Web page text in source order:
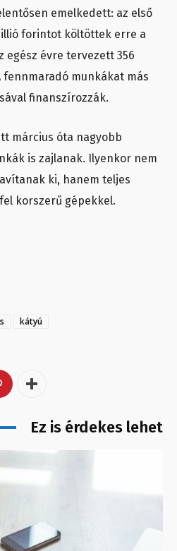
emelkedett: az első
forintot költöttek erre a
egész évre tervezett 356
munkákat más
finanszírozzák.
március óta nagyobb
is zajlanak. Ilyenkor nem
ki, hanem teljes
korszerű gépekkel.
kátyú
Ez is érdekes lehet